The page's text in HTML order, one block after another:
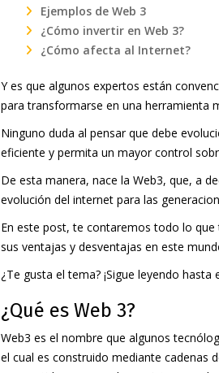
Ejemplos de Web 3
¿Cómo invertir en Web 3?
¿Cómo afecta al Internet?
Y es que algunos expertos están
para transformarse en una herramienta
Ninguno duda al pensar que debe
eficiente y permita un mayor control
De esta manera, nace la Web3, que, a
evolución del internet para las
En este post, te contaremos todo lo
sus ventajas y desventajas en este
¿Te gusta el tema? ¡Sigue leyendo hasta
¿Qué es Web 3?
Web3 es el nombre que algunos
el cual es construido mediante cadenas